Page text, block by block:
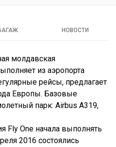
НОВОСТИ
молдавская
из аэропорта
рейсы, предлагает
Европы. Базовые
парк: Airbus A319,
Fly One начала выполнять
2016 состоялись